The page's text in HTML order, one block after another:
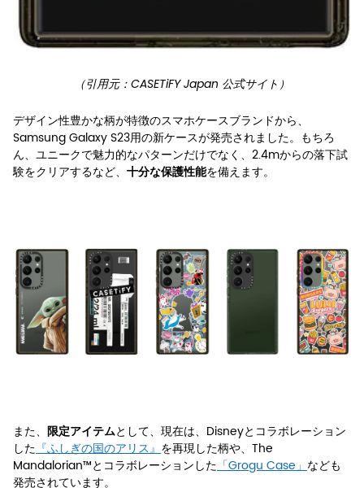
（引用元：CASETiFY Japan 公式サイト）
デザイン性豊かな柄が特徴のスマホケースブランドから、
Samsung Galaxy S23用の新ケースが発売されました。もちろ
ん、ユニークで魅力的なパターンだけでなく、2.4mからの落下試
験をクリアするなど、 十分な保護性能を備えます。
また、 限定アイテムとして、現在は、Disneyとコラボレーション
した『ふしぎの国のアリス』を再現した柄や、The
Mandalorian™とコラボレーションした「Grogu Case」なども
発売されています。